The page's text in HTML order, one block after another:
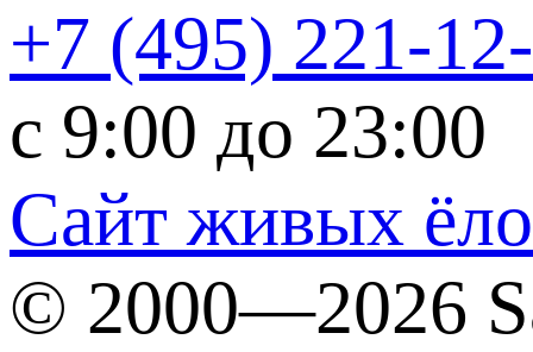
+7 (495) 221-
c 9:00 до 23:00
Сайт живых
© 2000—2026